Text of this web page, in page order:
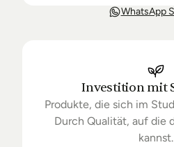
Unsere Lieferung ist in der
Lieferung unter Umständen
verzögern.
WhatsApp
Investition mit
Produkte, die sich im
Durch Qualität, auf die
kannst.